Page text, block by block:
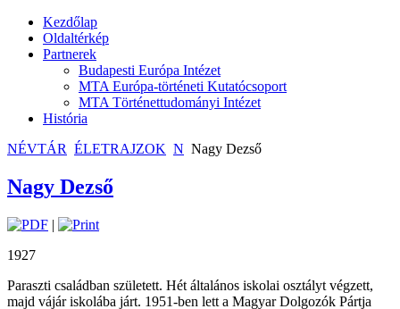
Kezdőlap
Oldaltérkép
Partnerek
Budapesti Európa Intézet
MTA Európa-történeti Kutatócsoport
MTA Történettudományi Intézet
História
NÉVTÁR ÉLETRAJZOK N Nagy Dezső
Nagy Dezső
|
1927
Paraszti családban született. Hét általános iskolai osztályt végzett,
majd vájár iskolába járt. 1951-ben lett a Magyar Dolgozók Pártja